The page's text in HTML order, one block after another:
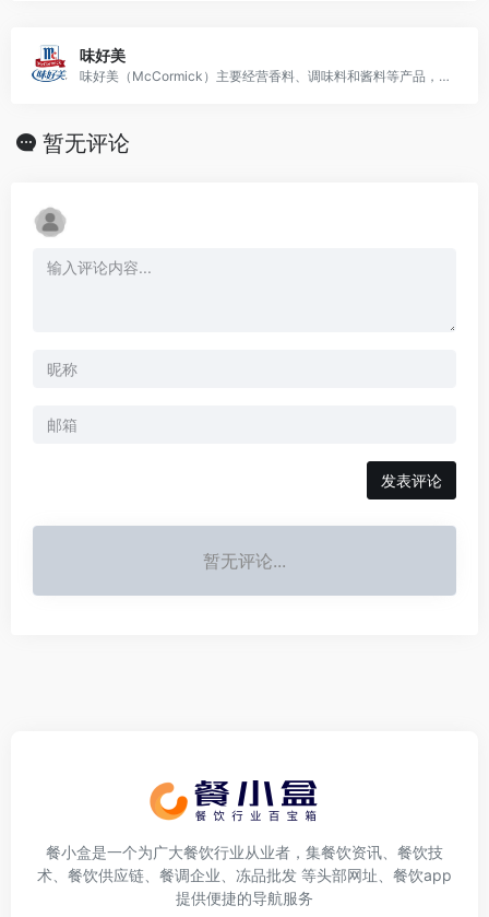
味好美
味好美（McCormick）主要经营香料、调味料和酱料等产品，为烹饪提供丰富的口味。
暂无评论
发表评论
暂无评论...
餐小盒是一个为广大餐饮行业从业者，集餐饮资讯、餐饮技
术、餐饮供应链、餐调企业、冻品批发 等头部网址、餐饮app
提供便捷的导航服务